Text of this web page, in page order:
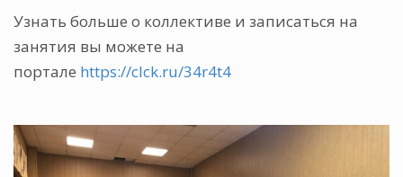
Узнать больше о коллективе и записаться на
занятия вы можете на
портале https://clck.ru/34r4t4